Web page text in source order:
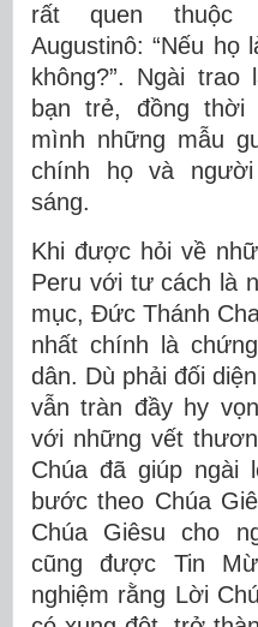
rất quen thuộc
Augustinô: “Nếu họ
không?”. Ngài
bạn trẻ, đồng
mình những mẫu
chính họ và
sáng.
Khi được hỏi về
Peru với tư cách là
mục, Đức Thánh
nhất chính là
dân. Dù phải đối
vẫn tràn đầy hy
với những vết
Chúa đã giúp ngài
bước theo Chúa
Chúa Giêsu cho
cũng được Tin
nghiệm rằng Lời